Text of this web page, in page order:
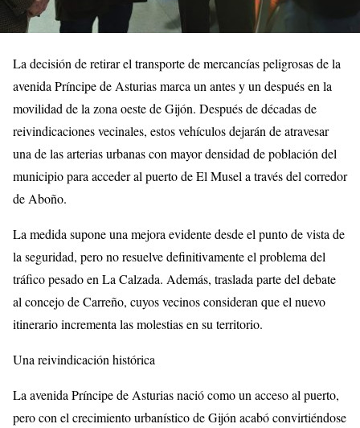
La decisión de retirar el transporte de mercancías peligrosas de la
avenida Príncipe de Asturias marca un antes y un después en la
movilidad de la zona oeste de Gijón. Después de décadas de
reivindicaciones vecinales, estos vehículos dejarán de atravesar
una de las arterias urbanas con mayor densidad de población del
municipio para acceder al puerto de El Musel a través del corredor
de Aboño.
La medida supone una mejora evidente desde el punto de vista de
la seguridad, pero no resuelve definitivamente el problema del
tráfico pesado en La Calzada. Además, traslada parte del debate
al concejo de Carreño, cuyos vecinos consideran que el nuevo
itinerario incrementa las molestias en su territorio.
Una reivindicación histórica
La avenida Príncipe de Asturias nació como un acceso al puerto,
pero con el crecimiento urbanístico de Gijón acabó convirtiéndose